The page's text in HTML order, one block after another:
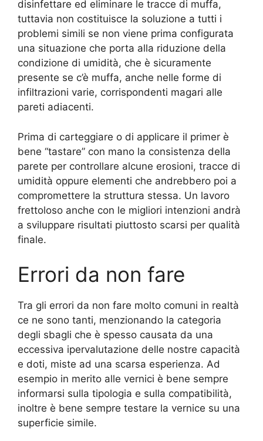
disinfettare ed eliminare le tracce di muffa,
tuttavia non costituisce la soluzione a tutti i
problemi simili se non viene prima configurata
una situazione che porta alla riduzione della
condizione di umidità, che è sicuramente
presente se c’è muffa, anche nelle forme di
infiltrazioni varie, corrispondenti magari alle
pareti adiacenti.
Prima di carteggiare o di applicare il primer è
bene “tastare” con mano la consistenza della
parete per controllare alcune erosioni, tracce di
umidità oppure elementi che andrebbero poi a
compromettere la struttura stessa. Un lavoro
frettoloso anche con le migliori intenzioni andrà
a sviluppare risultati piuttosto scarsi per qualità
finale.
Errori da non fare
Tra gli errori da non fare molto comuni in realtà
ce ne sono tanti, menzionando la categoria
degli sbagli che è spesso causata da una
eccessiva ipervalutazione delle nostre capacità
e doti, miste ad una scarsa esperienza. Ad
esempio in merito alle vernici è bene sempre
informarsi sulla tipologia e sulla compatibilità,
inoltre è bene sempre testare la vernice su una
superficie simile.